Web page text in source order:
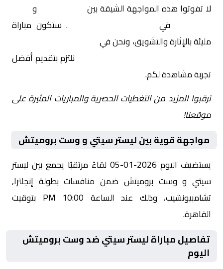
لا تفوتوا هذه المواجهة الشيقة بين و
في
. ستكون مباراة
مليئة بالإثارة والتشويق، ونحن في
نلتزم بتقديم أفضل
تجربة مشاهدة لكم.
ترقبوا المزيد من التغطيات الحصرية والمباريات المثيرة على
موقعنا!
مواجهة قوية بين ليستر سيتي و وست بروميتش
يستضيف اليوم 2026-01-05 لقاءً مرتقبًا يجمع بين ليستر
سيتي و وست بروميتش ضمن منافسات بطولة إنجلترا,
تشامبيونشيب، وذلك عند الساعة 10:00 PM بتوقيت
القاهرة.
تفاصيل مباراة ليستر سيتي ضد وست بروميتش
اليوم